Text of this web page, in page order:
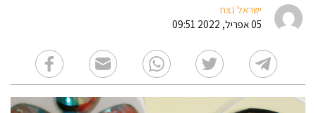
ישראל נצח
05 אפריל, 2022 09:51